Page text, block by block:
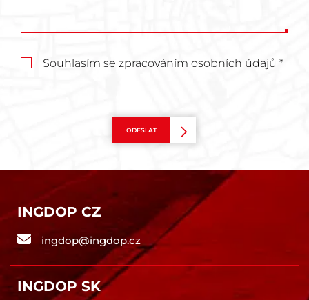
Souhlasím se zpracováním osobních údajů *
ODESLAT
INGDOP CZ
ingdop@ingdop.cz
INGDOP SK